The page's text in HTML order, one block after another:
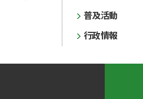
普及活動
行政情報